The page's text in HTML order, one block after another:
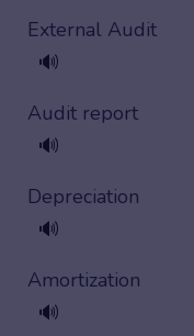
External Audit
🔊
Audit report
🔊
Depreciation
🔊
Amortization
🔊